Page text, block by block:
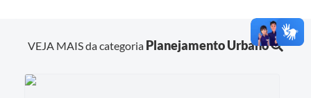
VEJA MAIS da categoria Planejamento Urbano